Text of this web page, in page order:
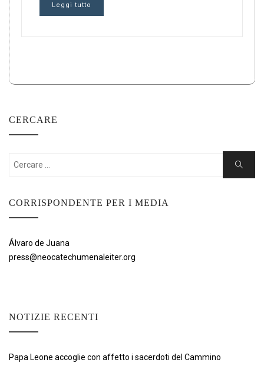
Leggi tutto
CERCARE
Cercare:
Ricerca
CORRISPONDENTE PER I MEDIA
Álvaro de Juana
press@neocatechumenaleiter.org
NOTIZIE RECENTI
Papa Leone accoglie con affetto i sacerdoti del Cammino